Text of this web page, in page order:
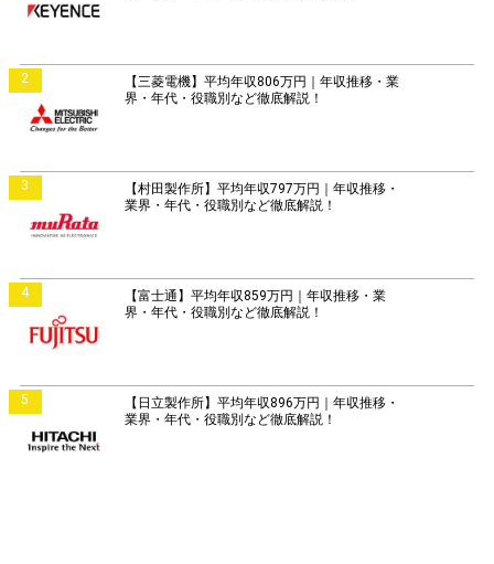
2
【三菱電機】平均年収806万円｜年収推移・業
界・年代・役職別など徹底解説！
3
【村田製作所】平均年収797万円｜年収推移・
業界・年代・役職別など徹底解説！
4
【富士通】平均年収859万円｜年収推移・業
界・年代・役職別など徹底解説！
5
【日立製作所】平均年収896万円｜年収推移・
業界・年代・役職別など徹底解説！